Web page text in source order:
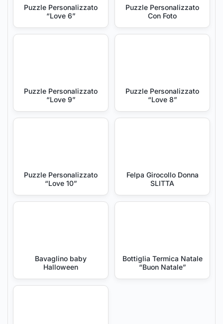
Puzzle Personalizzato
“Love 6”
Puzzle Personalizzato
Con Foto
Puzzle Personalizzato
“Love 9”
Puzzle Personalizzato
“Love 8”
Puzzle Personalizzato
“Love 10”
Felpa Girocollo Donna
SLITTA
Bavaglino baby
Halloween
Bottiglia Termica Natale
“Buon Natale”